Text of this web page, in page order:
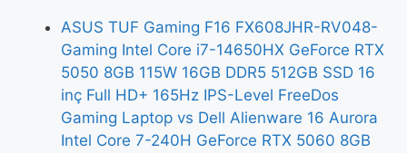
ASUS TUF Gaming F16 FX608JHR-RV048-
Gaming Intel Core i7-14650HX GeForce RTX
5050 8GB 115W 16GB DDR5 512GB SSD 16
inç Full HD+ 165Hz IPS-Level FreeDos
Gaming Laptop vs Dell Alienware 16 Aurora
Intel Core 7-240H GeForce RTX 5060 8GB